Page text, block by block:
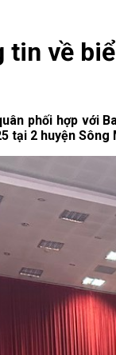
tin về
phối hợp với
tại 2 huyện Sông